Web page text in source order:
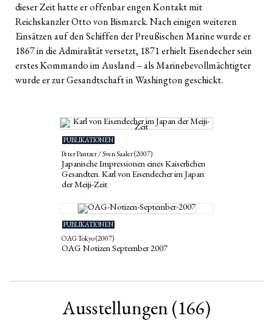
dieser Zeit hatte er offenbar engen Kontakt mit
Reichskanzler Otto von Bismarck. Nach einigen weiteren
Einsätzen auf den Schiffen der Preußischen Marine wurde er
1867 in die Admiralität versetzt, 1871 erhielt Eisendecher sein
erstes Kommando im Ausland – als Marinebevollmächtigter
wurde er zur Gesandtschaft in Washington geschickt.
PUBLIKATIONEN
Peter Pantzer / Sven Saaler (2007)
Japanische Impressionen eines Kaiserlichen
Gesandten. Karl von Eisendecher im Japan
der Meiji-Zeit
PUBLIKATIONEN
OAG Tokyo (2007)
OAG Notizen September 2007
Ausstellungen (166)